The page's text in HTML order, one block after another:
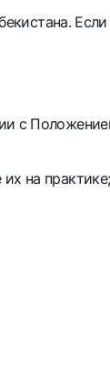
с
на практике;